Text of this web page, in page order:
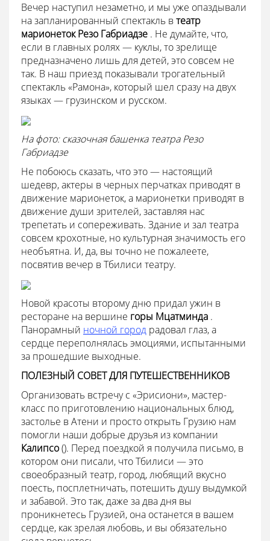
Вечер наступил незаметно, и мы уже опаздывали
на запланированный спектакль втеатр
марионеток Резо Габриадзе . Не думайте, что,
если в главных ролях — куклы, то зрелище
предназначено лишь для детей, это совсем не
так. В наш приезд показывали трогательный
спектакль «Рамона», который шел сразу на двух
языках — грузинском и русском.
На фото: сказочная башенка театра Резо
Габриадзе
Не побоюсь сказать, что это — настоящий
шедевр, актеры в черных перчатках приводят в
движение марионеток, а марионетки приводят в
движение души зрителей, заставляя нас
трепетать и сопереживать. Здание и зал театра
совсем крохотные, но культурная значимость его
необъятна. И, да, вы точно не пожалеете,
посвятив вечер в Тбилиси театру.
Новой красоты второму дню придал ужин в
ресторане на вершине горы Мцатминда .
Панорамный ночной город радовал глаз, а
сердце переполнялась эмоциями, испытанными
за прошедшие выходные.
ПОЛЕЗНЫЙ СОВЕТ ДЛЯ ПУТЕШЕСТВЕННИКОВ
Организовать встречу с «Эрисиони», мастер-
класс по приготовлению национальных блюд,
застолье в Атени и просто открыть Грузию нам
помогли наши добрые друзья из компании
Калипсо(). Перед поездкой я получила письмо, в
котором они писали, что Тбилиси — это
своеобразный театр, город, любящий вкусно
поесть, посплетничать, потешить душу выдумкой
и забавой. Это так, даже за два дня вы
проникнетесь Грузией, она останется в вашем
сердце, как зрелая любовь, и вы обязательно